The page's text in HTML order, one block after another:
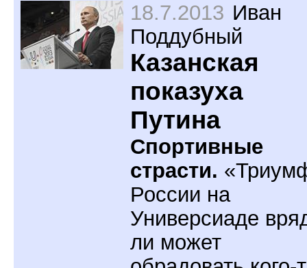
18.7.2013 Иван
Поддубный
Казанская
показуха
Путина
Спортивные
страсти.
России на
Универсиаде
ли может